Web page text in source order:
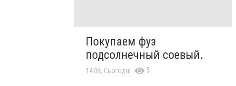
Покупаем фуз
подсолнечный соевый.
14:09, Сьогодні 5